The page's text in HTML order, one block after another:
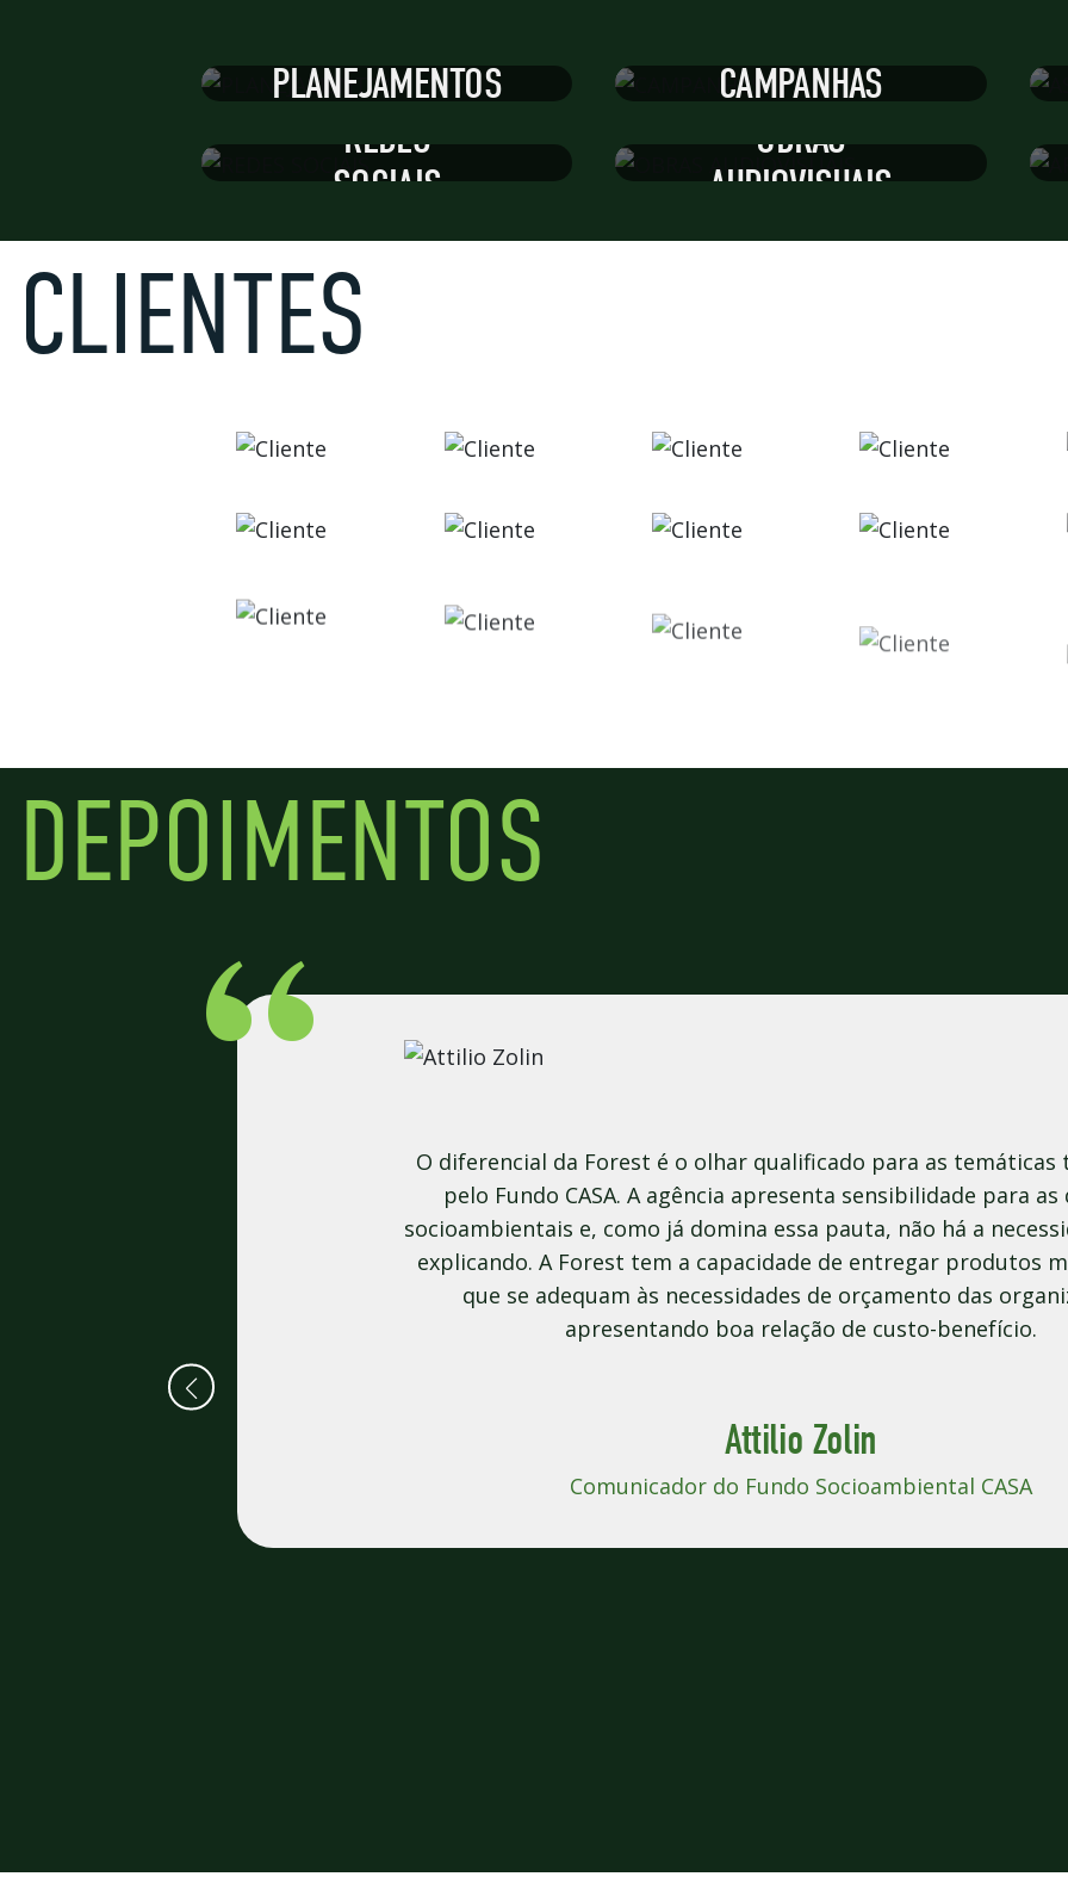
PLANEJAMENTOS CAMPANHAS
REDES
SOCIAIS
OBRAS
AUDIOVISUAIS
CLIENTES
DEPOIMENTOS
O diferencial da Forest é o olhar qualificado para as temáticas
pelo Fundo CASA. A agência apresenta sensibilidade para as
socioambientais e, como já domina essa pauta, não há a
explicando. A Forest tem a capacidade de entregar produtos
que se adequam às necessidades de orçamento das
apresentando boa relação de custo-benefício.
Attilio Zolin
Comunicador do Fundo Socioambiental CASA